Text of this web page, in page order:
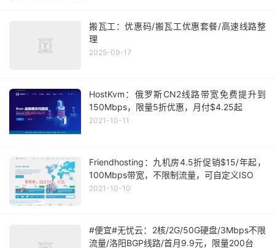
搬瓦工：优惠码/搬瓦工优惠套餐/高速线路整
理
2025-09-17
HostKvm：俄罗斯CN2线路带宽免费提升到
150Mbps，限量5折优惠，月付$4.25起
2021-10-11
Friendhosting：九机房4.5折促销$15/年起，
100Mbps带宽，不限制流量，可自定义ISO
2021-10-10
#便宜#无忧云：2核/2G/50G硬盘/3Mbps不限
流量/洛阳BGP线路/首月9.9元，限量200台